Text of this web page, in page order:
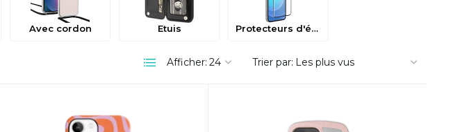
Avec cordon Etuis Protecteurs d'écran
Afficher: Trier par: